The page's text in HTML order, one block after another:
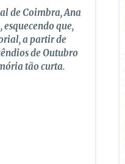
de Coimbra, Ana
que,
a partir de
de Outubro
tão curta.